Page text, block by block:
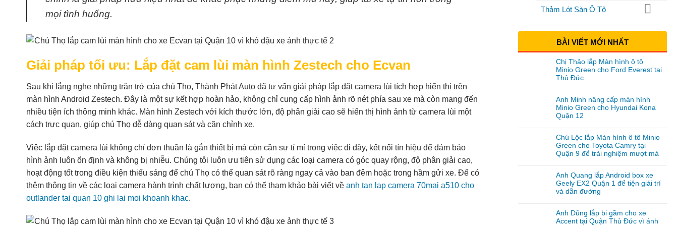
mọi tình huống.
Giải pháp tối ưu: Lắp đặt cam lùi màn hình Zestech cho Ecvan
Sau khi lắng nghe những trăn trở của chú Thọ, Thành Phát Auto đã tư vấn giải pháp lắp đặt camera lùi tích hợp hiển thị trên
màn hình Android Zestech. Đây là một sự kết hợp hoàn hảo, không chỉ cung cấp hình ảnh rõ nét phía sau xe mà còn mang đến
nhiều tiện ích thông minh khác. Màn hình Zestech với kích thước lớn, độ phân giải cao sẽ hiển thị hình ảnh từ camera lùi một
cách trực quan, giúp chú Thọ dễ dàng quan sát và căn chỉnh xe.
Việc lắp đặt camera lùi không chỉ đơn thuần là gắn thiết bị mà còn cần sự tỉ mỉ trong việc đi dây, kết nối tín hiệu để đảm bảo
hình ảnh luôn ổn định và không bị nhiễu. Chúng tôi luôn ưu tiên sử dụng các loại camera có góc quay rộng, độ phân giải cao,
hoạt động tốt trong điều kiện thiếu sáng để chú Thọ có thể quan sát rõ ràng ngay cả vào ban đêm hoặc trong hầm gửi xe. Để có
thêm thông tin về các loại camera hành trình chất lượng, bạn có thể tham khảo bài viết về anh tan lap camera 70mai a510 cho
outlander tai quan 10 ghi lai moi khoanh khac.
Thảm Lót Sàn Ô Tô
BÀI VIẾT MỚI NHẤT
Chị Thảo lắp Màn hình ô tô
Minio Green cho Ford Everest tại
Thủ Đức
Anh Minh nâng cấp màn hình
Minio Green cho Hyundai Kona
Quận 12
Chú Lộc lắp Màn hình ô tô Minio
Green cho Toyota Camry tại
Quận 9 để trải nghiệm mượt mà
Anh Quang lắp Android box xe
Geely EX2 Quận 1 để tiện giải trí
và dẫn đường
Anh Dũng lắp bi gầm cho xe
Accent tại Quận Thủ Đức vì ánh